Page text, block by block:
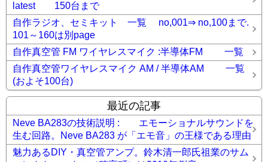
latest 150台まで
自作ラジオ、セミキット 一覧 no,001⇒ no,100まで.
101～160は別page
自作真空管 FM ワイヤレスマイク :半導体FM 一覧
自作真空管ワイヤレスマイク AM / 半導体AM 一覧
(およそ100台)
最近の記事
Neve BA283の技術説明 : エモーショナルサウンドを
生む回路。Neve BA283 が「エモ音」の王様である理由
魅力あるDIY・真空管アンプ。鈴木清一郎氏祖業のサム